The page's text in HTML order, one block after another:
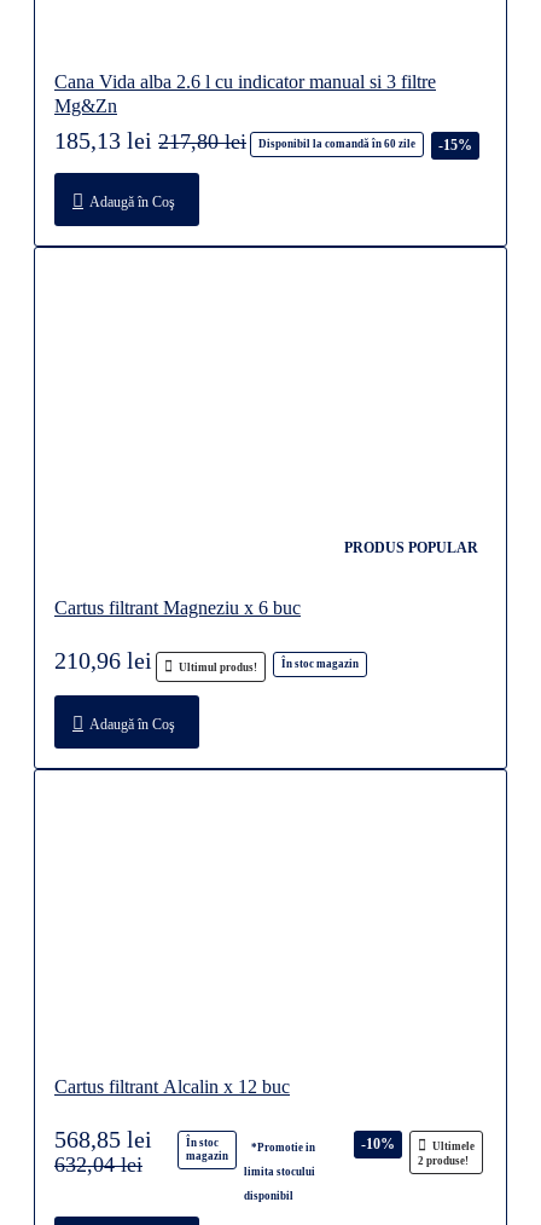
Cana Vida alba 2.6 l cu indicator manual si 3 filtre
Mg&Zn
Disponibil la comandă în 60 zile -15%
185,13 lei 217,80 lei
Adaugă în Coş
PRODUS POPULAR
Cartus filtrant Magneziu x 6 buc
Ultimul produs! În stoc magazin
210,96 lei
Adaugă în Coş
Cartus filtrant Alcalin x 12 buc
Ultimele
2 produse!
În stoc
magazin
*Promotie in
limita stocului
disponibil
-10%
568,85 lei
632,04 lei